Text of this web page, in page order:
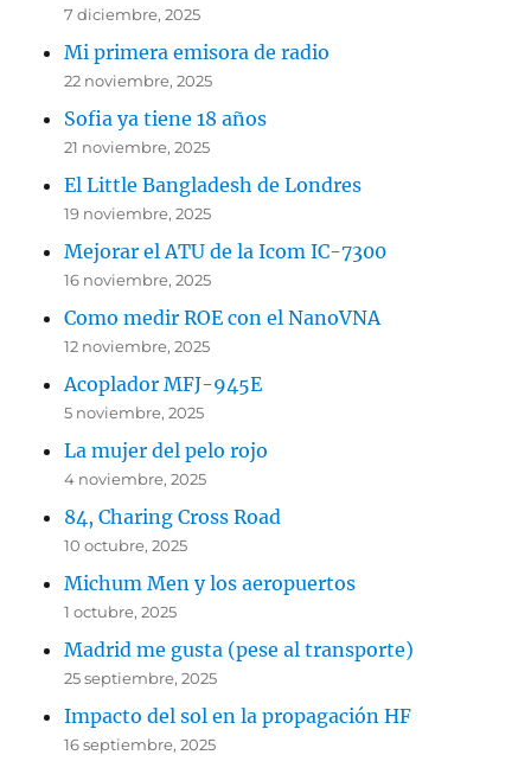
7 diciembre, 2025
Mi primera emisora de radio
22 noviembre, 2025
Sofia ya tiene 18 años
21 noviembre, 2025
El Little Bangladesh de Londres
19 noviembre, 2025
Mejorar el ATU de la Icom IC-7300
16 noviembre, 2025
Como medir ROE con el NanoVNA
12 noviembre, 2025
Acoplador MFJ-945E
5 noviembre, 2025
La mujer del pelo rojo
4 noviembre, 2025
84, Charing Cross Road
10 octubre, 2025
Michum Men y los aeropuertos
1 octubre, 2025
Madrid me gusta (pese al transporte)
25 septiembre, 2025
Impacto del sol en la propagación HF
16 septiembre, 2025